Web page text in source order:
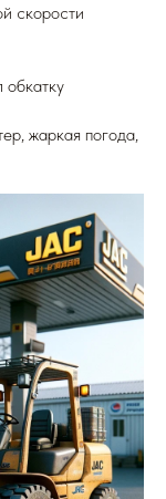
скорости
обкатку
жаркая погода,